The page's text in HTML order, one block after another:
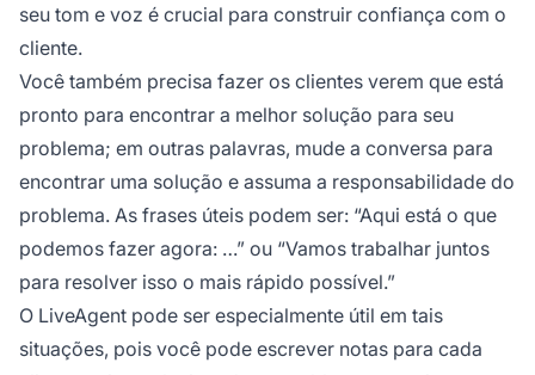
seu tom e voz é crucial para construir confiança com o
cliente.
Você também precisa fazer os clientes verem que está
pronto para encontrar a melhor solução para seu
problema; em outras palavras, mude a conversa para
encontrar uma solução e assuma a responsabilidade do
problema. As frases úteis podem ser: “Aqui está o que
podemos fazer agora: …” ou “Vamos trabalhar juntos
para resolver isso o mais rápido possível.”
O LiveAgent pode ser especialmente útil em tais
situações, pois você pode escrever notas para cada